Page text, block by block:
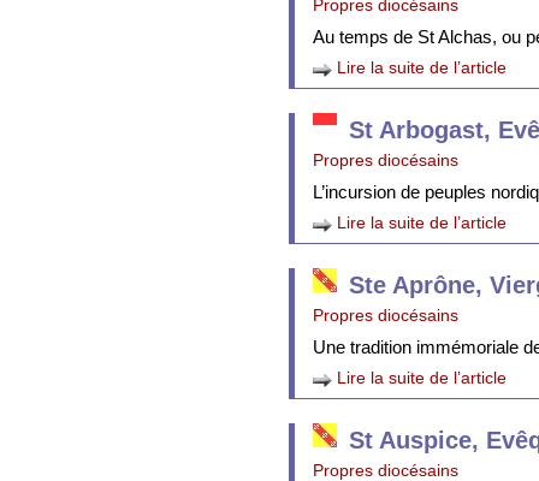
Propres diocésains
Au temps de St Alchas, ou
Lire la suite de l’article
St Arbogast,
Propres diocésains
L’incursion de peuples
Lire la suite de l’article
Ste Aprône,
Propres diocésains
Une tradition immémoriale
Lire la suite de l’article
St Auspice,
Propres diocésains